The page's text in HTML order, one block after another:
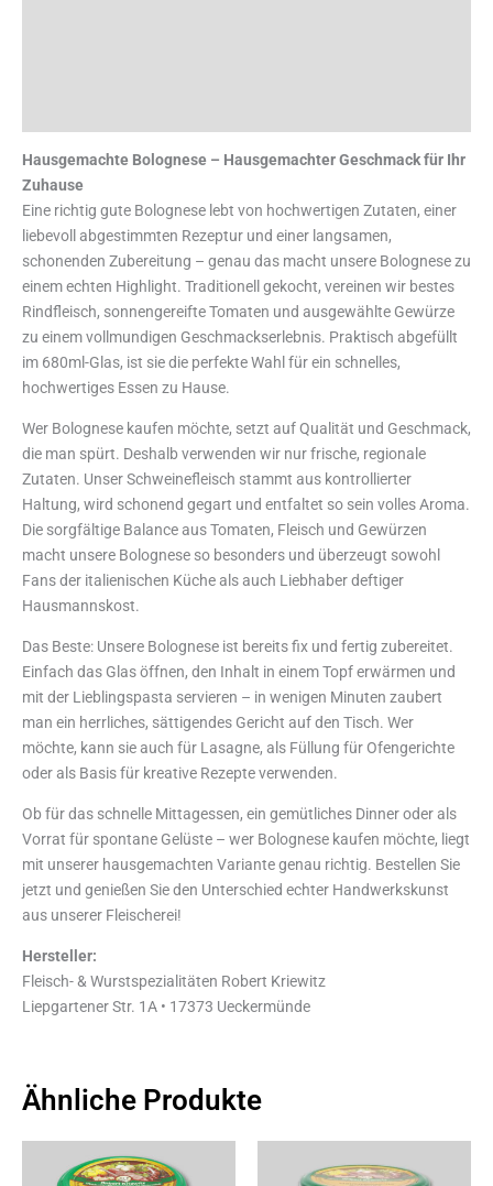
Hausgemachte Bolognese – Hausgemachter Geschmack für Ihr
Zuhause
Eine richtig gute Bolognese lebt von hochwertigen Zutaten, einer
liebevoll abgestimmten Rezeptur und einer langsamen,
schonenden Zubereitung – genau das macht unsere Bolognese zu
einem echten Highlight. Traditionell gekocht, vereinen wir bestes
Rindfleisch, sonnengereifte Tomaten und ausgewählte Gewürze
zu einem vollmundigen Geschmackserlebnis. Praktisch abgefüllt
im 680ml-Glas, ist sie die perfekte Wahl für ein schnelles,
hochwertiges Essen zu Hause.
Wer Bolognese kaufen möchte, setzt auf Qualität und Geschmack,
die man spürt. Deshalb verwenden wir nur frische, regionale
Zutaten. Unser Schweinefleisch stammt aus kontrollierter
Haltung, wird schonend gegart und entfaltet so sein volles Aroma.
Die sorgfältige Balance aus Tomaten, Fleisch und Gewürzen
macht unsere Bolognese so besonders und überzeugt sowohl
Fans der italienischen Küche als auch Liebhaber deftiger
Hausmannskost.
Das Beste: Unsere Bolognese ist bereits fix und fertig zubereitet.
Einfach das Glas öffnen, den Inhalt in einem Topf erwärmen und
mit der Lieblingspasta servieren – in wenigen Minuten zaubert
man ein herrliches, sättigendes Gericht auf den Tisch. Wer
möchte, kann sie auch für Lasagne, als Füllung für Ofengerichte
oder als Basis für kreative Rezepte verwenden.
Ob für das schnelle Mittagessen, ein gemütliches Dinner oder als
Vorrat für spontane Gelüste – wer Bolognese kaufen möchte, liegt
mit unserer hausgemachten Variante genau richtig. Bestellen Sie
jetzt und genießen Sie den Unterschied echter Handwerkskunst
aus unserer Fleischerei!
Hersteller:
Fleisch- & Wurstspezialitäten Robert Kriewitz
Liepgartener Str. 1A • 17373 Ueckermünde
Ähnliche Produkte